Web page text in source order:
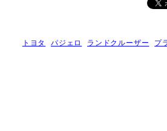
トヨタ パジェロ ランドクルーザー プ